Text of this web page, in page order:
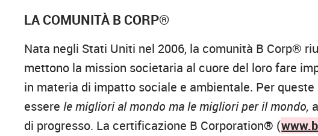
LA COMUNITÀ B CORP®
Nata negli Stati Uniti nel 2006, la comunità B Corp®
mettono la mission societaria al cuore del loro fare
in materia di impatto sociale e ambientale. Per
esserele migliori al mondo ma le migliori per il mondo,
di progresso. La certificazione B Corporation® (